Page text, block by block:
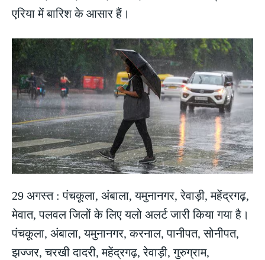
एरिया में बारिश के आसार हैं।
29 अगस्त : पंचकूला, अंबाला, यमुनानगर, रेवाड़ी, महेंद्रगढ़,
मेवात, पलवल जिलों के लिए यलो अलर्ट जारी किया गया है।
पंचकूला, अंबाला, यमुनानगर, करनाल, पानीपत, सोनीपत,
झज्जर, चरखी दादरी, महेंद्रगढ़, रेवाड़ी, गुरुग्राम,